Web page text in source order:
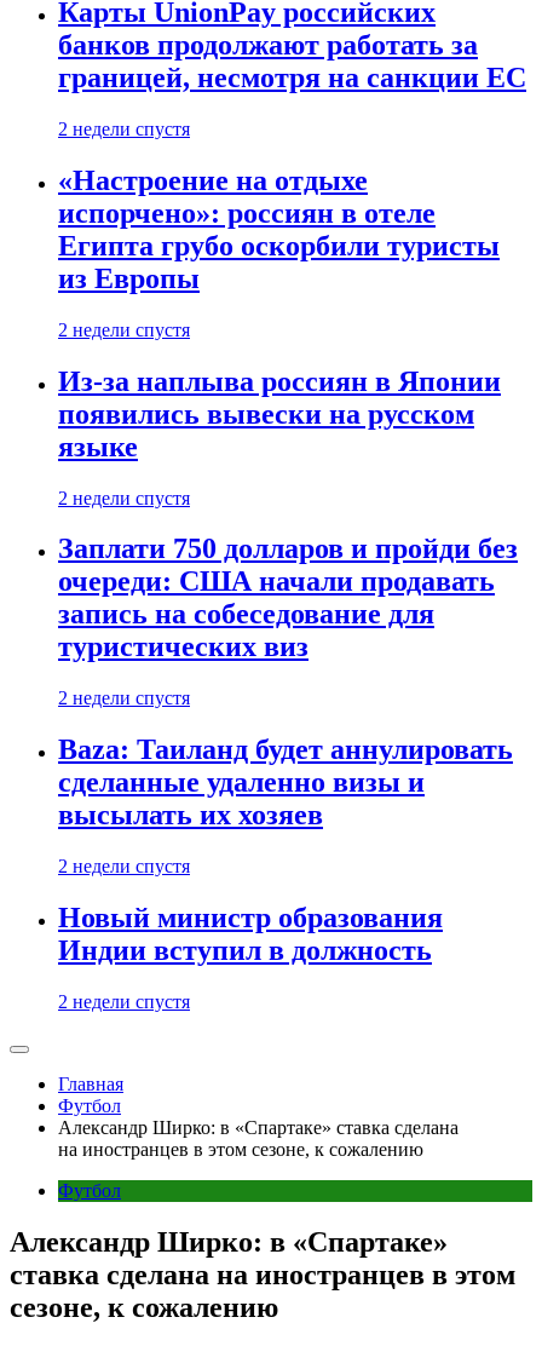
Карты UnionPay российских
банков продолжают работать за
границей, несмотря на санкции ЕС
2 недели спустя
«Настроение на отдыхе
испорчено»: россиян в отеле
Египта грубо оскорбили туристы
из Европы
2 недели спустя
Из-за наплыва россиян в Японии
появились вывески на русском
языке
2 недели спустя
Заплати 750 долларов и пройди без
очереди: США начали продавать
запись на собеседование для
туристических виз
2 недели спустя
Baza: Таиланд будет аннулировать
сделанные удаленно визы и
высылать их хозяев
2 недели спустя
Новый министр образования
Индии вступил в должность
2 недели спустя
Главная
Футбол
Александр Ширко: в «Спартаке» ставка сделана
на иностранцев в этом сезоне, к сожалению
Футбол
Александр Ширко: в «Спартаке»
ставка сделана на иностранцев в этом
сезоне, к сожалению